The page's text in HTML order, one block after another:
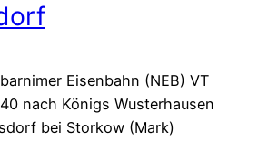
Eisenbahn (NEB) VT
nach Königs Wusterhausen
bei Storkow (Mark)